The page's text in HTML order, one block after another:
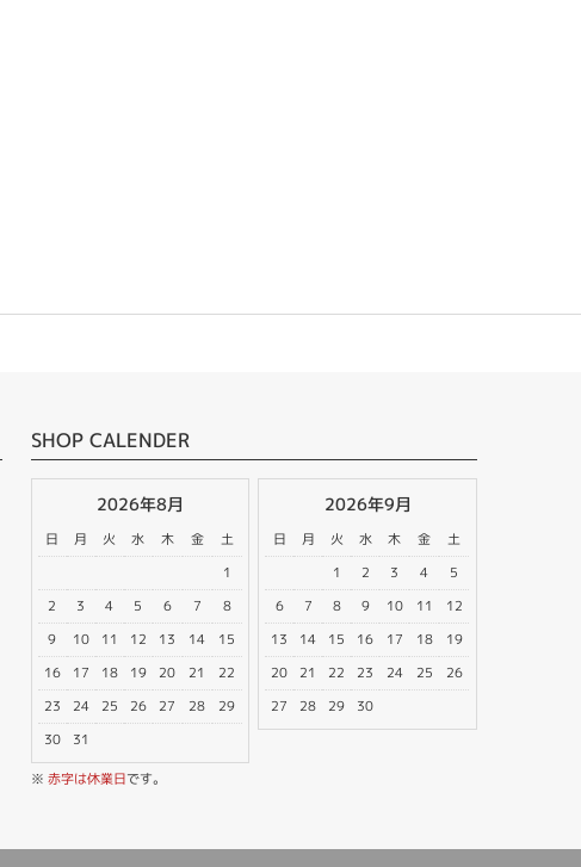
SHOP CALENDER
2026年8月
日 月 火 水 木 金
土
1
2
3 4 5 6 7
8
9
10 11 12 13 14
15
16
17 18 19 20 21
22
23
24 25 26 27 28
29
30
31
2026年9月
日 月 火 水 木 金
土
1
2 3 4
5
6
7 8 9 10 11
12
13
14 15 16 17 18
19
20
21 22 23 24 25
26
27
28 29 30
※ 赤字は休業日です。